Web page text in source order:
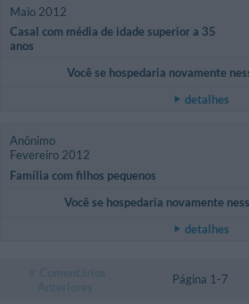
Maio 2012
Casal com média de idade superior a 35
anos
Você se hospedaria novamente
detalhes
Anônimo
Fevereiro 2012
Família com filhos pequenos
Você se hospedaria novamente
detalhes
Página 1-7